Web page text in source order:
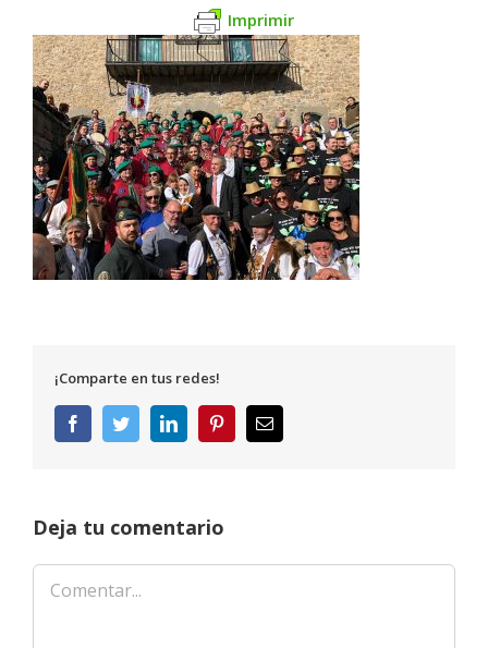
Imprimir
¡Comparte en tus redes!
FacebookTwitterLinkedInPinterestCorreo
electrónico
Deja tu comentario
Comentar